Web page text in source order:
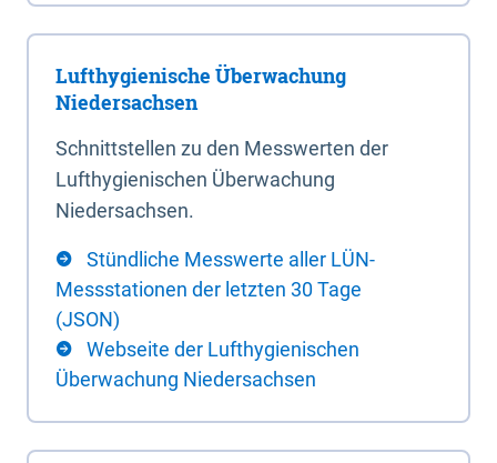
Lufthygienische Überwachung
Niedersachsen
Schnittstellen zu den Messwerten der
Lufthygienischen Überwachung
Niedersachsen.
Stündliche Messwerte aller LÜN-
Messstationen der letzten 30 Tage
(JSON)
Webseite der Lufthygienischen
Überwachung Niedersachsen